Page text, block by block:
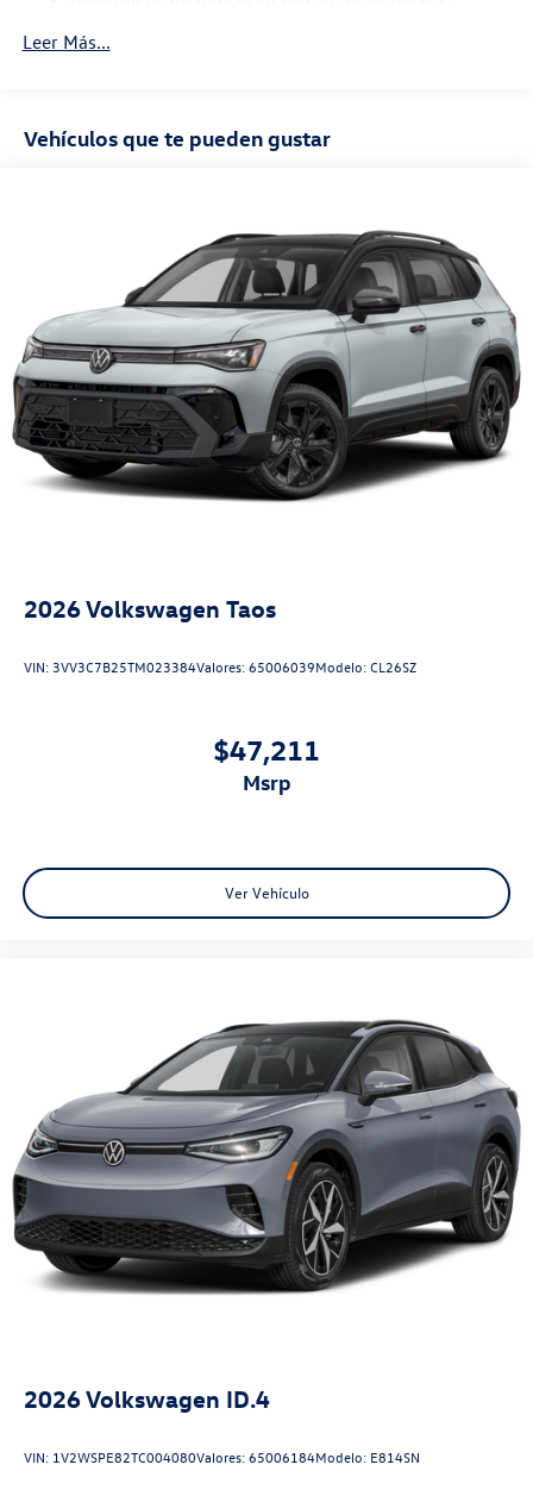
Garantía de mantenimiento: 24 meses / 20,000
Leer Más...
Vehículos que te pueden gustar
2026Volkswagen Taos
VIN: 3VV3C7B25TM023384Valores:65006039Modelo:CL26SZ
$47,211
msrp
Ver Vehículo
2026Volkswagen ID.4
VIN: 1V2WSPE82TC004080Valores:65006184Modelo: E814SN